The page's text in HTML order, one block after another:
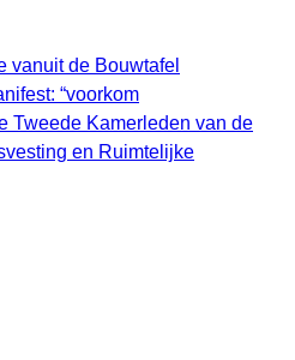
vanuit de Bouwtafel
“voorkom
Tweede Kamerleden van de
en Ruimtelijke